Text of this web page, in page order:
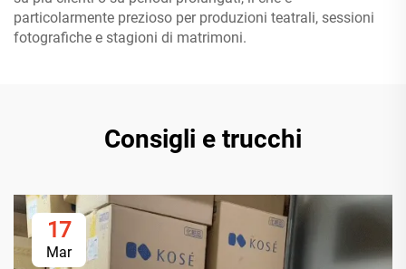
particolarmente prezioso per produzioni teatrali, sessioni
fotografiche e stagioni di matrimoni.
Consigli e trucchi
17
Mar